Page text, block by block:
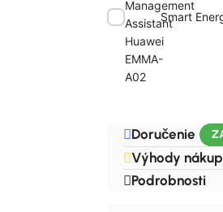
Smart
Doručenie
Výhody
Podrobnosti